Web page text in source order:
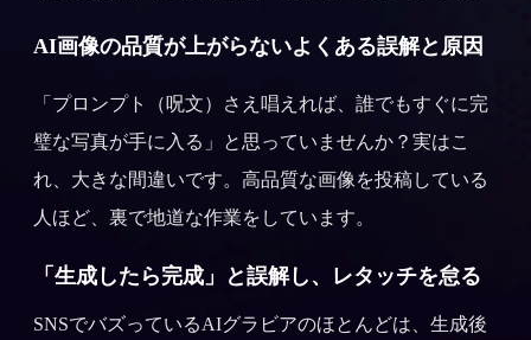
AI画像の品質が上がらないよくある誤解と原因
「プロンプト（呪文）さえ唱えれば、誰でもすぐに完
璧な写真が手に入る」と思っていませんか？実はこ
れ、大きな間違いです。高品質な画像を投稿している
人ほど、裏で地道な作業をしています。
「生成したら完成」と誤解し、レタッチを怠る
SNSでバズっているAIグラビアのほとんどは、生成後